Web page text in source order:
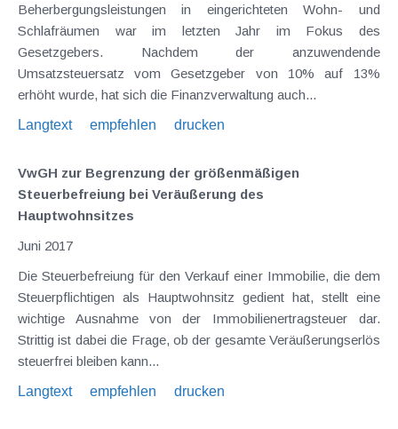
Beherbergungsleistungen in eingerichteten Wohn- und
Schlafräumen war im letzten Jahr im Fokus des
Gesetzgebers. Nachdem der anzuwendende
Umsatzsteuersatz vom Gesetzgeber von 10% auf 13%
erhöht wurde, hat sich die Finanzverwaltung auch...
Langtext
empfehlen drucken
VwGH zur Begrenzung der größenmäßigen
Steuerbefreiung bei Veräußerung des
Hauptwohnsitzes
Juni 2017
Die Steuerbefreiung für den Verkauf einer Immobilie, die dem
Steuerpflichtigen als Hauptwohnsitz gedient hat, stellt eine
wichtige Ausnahme von der Immobilienertragsteuer dar.
Strittig ist dabei die Frage, ob der gesamte Veräußerungserlös
steuerfrei bleiben kann...
Langtext
empfehlen drucken